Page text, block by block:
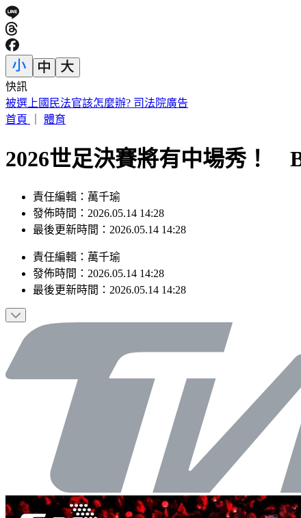
快訊
白海豚慢速擺尾！氣象粉專崩潰喊「叛逆難搞」：雨彈恐拖更
首頁
體育
2026世足決賽將有中場秀！
責任編輯：萬千瑜
發佈時間：2026.05.14 14:28
最後更新時間：2026.05.14 14:28
責任編輯 ： 萬千瑜
發佈時間： 2026.05.14 14:28
最後更新時間： 2026.05.14 14:28